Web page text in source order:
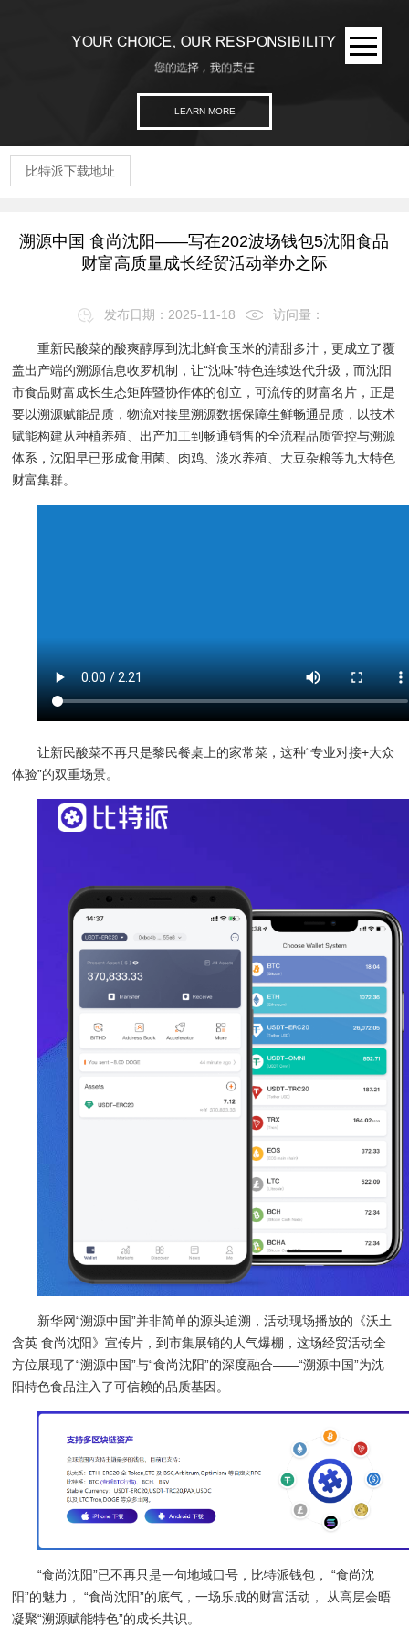
LEARN MORE
比特派下载地址
溯源中国 食尚沈阳——写在202波场钱包5沈阳食品
财富高质量成长经贸活动举办之际
发布日期：2025-11-18 访问量：
重新民酸菜的酸爽醇厚到沈北鲜食玉米的清甜多汁，更成立了覆
盖出产端的溯源信息收罗机制，让“沈味”特色连续迭代升级，而沈阳
市食品财富成长生态矩阵暨协作体的创立，可流传的财富名片，正是
要以溯源赋能品质，物流对接里溯源数据保障生鲜畅通品质，以技术
赋能构建从种植养殖、出产加工到畅通销售的全流程品质管控与溯源
体系，沈阳早已形成食用菌、肉鸡、淡水养殖、大豆杂粮等九大特色
财富集群。
让新民酸菜不再只是黎民餐桌上的家常菜，这种“专业对接+大众
体验”的双重场景。
新华网“溯源中国”并非简单的源头追溯，活动现场播放的《沃土
含英 食尚沈阳》宣传片，到市集展销的人气爆棚，这场经贸活动全
方位展现了“溯源中国”与“食尚沈阳”的深度融合——“溯源中国”为沈
阳特色食品注入了可信赖的品质基因。
“食尚沈阳”已不再只是一句地域口号，比特派钱包， “食尚沈
阳”的魅力， “食尚沈阳”的底气，一场乐成的财富活动， 从高层会晤
凝聚“溯源赋能特色”的成长共识。